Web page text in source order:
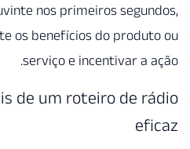
capturar a atenção do ouvinte
comunicar claramente os
Elementos essenciais de